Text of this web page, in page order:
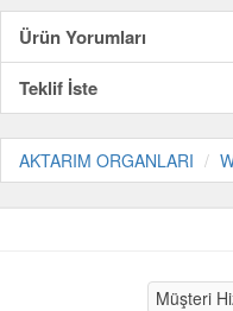
Ürün Yorumları
Teklif İste
AKTARIM ORGANLARI
Müşteri